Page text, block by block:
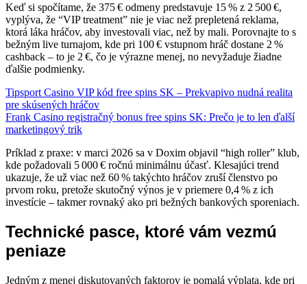
Keď si spočítame, že 375 € odmeny predstavuje 15 % z 2 500 €,
vyplýva, že “VIP treatment” nie je viac než prepletená reklama,
ktorá láka hráčov, aby investovali viac, než by mali. Porovnajte to s
bežným live turnajom, kde pri 100 € vstupnom hráč dostane 2 %
cashback – to je 2 €, čo je výrazne menej, no nevyžaduje žiadne
ďalšie podmienky.
Tipsport Casino VIP kód free spins SK – Prekvapivo nudná realita
pre skúsených hráčov
Frank Casino registračný bonus free spins SK: Prečo je to len ďalší
marketingový trik
Príklad z praxe: v marci 2026 sa v Doxim objavil “high roller” klub,
kde požadovali 5 000 € ročnú minimálnu účasť. Klesajúci trend
ukazuje, že už viac než 60 % takýchto hráčov zruší členstvo po
prvom roku, pretože skutočný výnos je v priemere 0,4 % z ich
investície – takmer rovnaký ako pri bežných bankových sporeniach.
Technické pasce, ktoré vám vezmú
peniaze
Jedným z menej diskutovaných faktorov je pomalá výplata, kde pri